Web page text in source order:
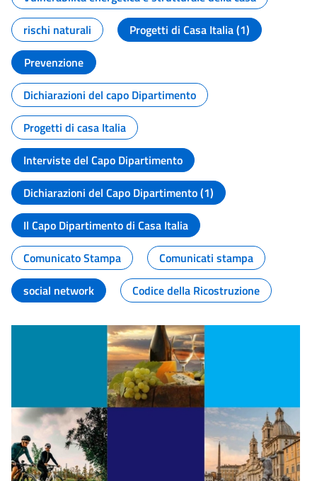
rischi naturali
Progetti di Casa Italia (1)
Prevenzione
Dichiarazioni del capo Dipartimento
Progetti di casa Italia
Interviste del Capo Dipartimento
Dichiarazioni del Capo Dipartimento (1)
Il Capo Dipartimento di Casa Italia
Comunicato Stampa
Comunicati stampa
social network
Codice della Ricostruzione